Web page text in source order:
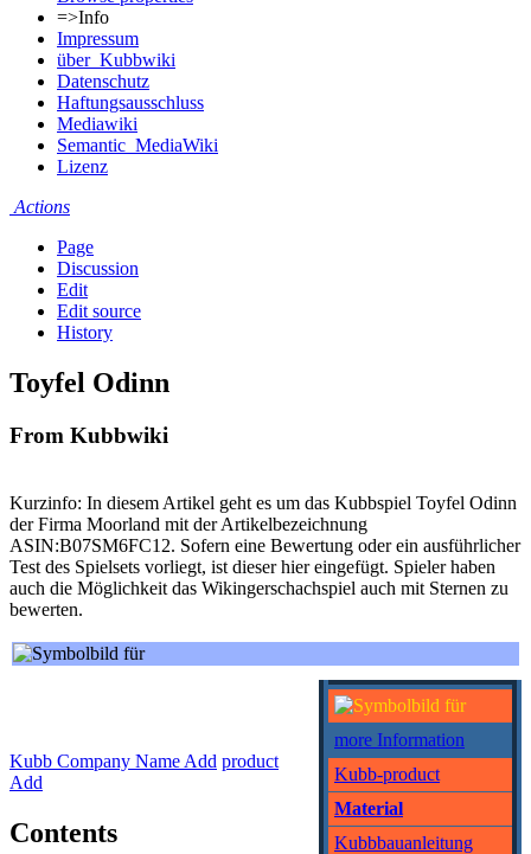
=>Info
Impressum
über_Kubbwiki
Datenschutz
Haftungsausschluss
Mediawiki
Semantic_MediaWiki
Lizenz
Actions
Page
Discussion
Edit
Edit source
History
Toyfel Odinn
From Kubbwiki
Kurzinfo: In diesem Artikel geht es um das Kubbspiel Toyfel Odinn
der Firma Moorland mit der Artikelbezeichnung
ASIN:B07SM6FC12. Sofern eine Bewertung oder ein ausführlicher
Test des Spielsets vorliegt, ist dieser hier eingefügt. Spieler haben
auch die Möglichkeit das Wikingerschachspiel auch mit Sternen zu
bewerten.
more Information
Kubb-product
Material
Kubbbauanleitung
Kubb Company Name Add product
Add
Contents